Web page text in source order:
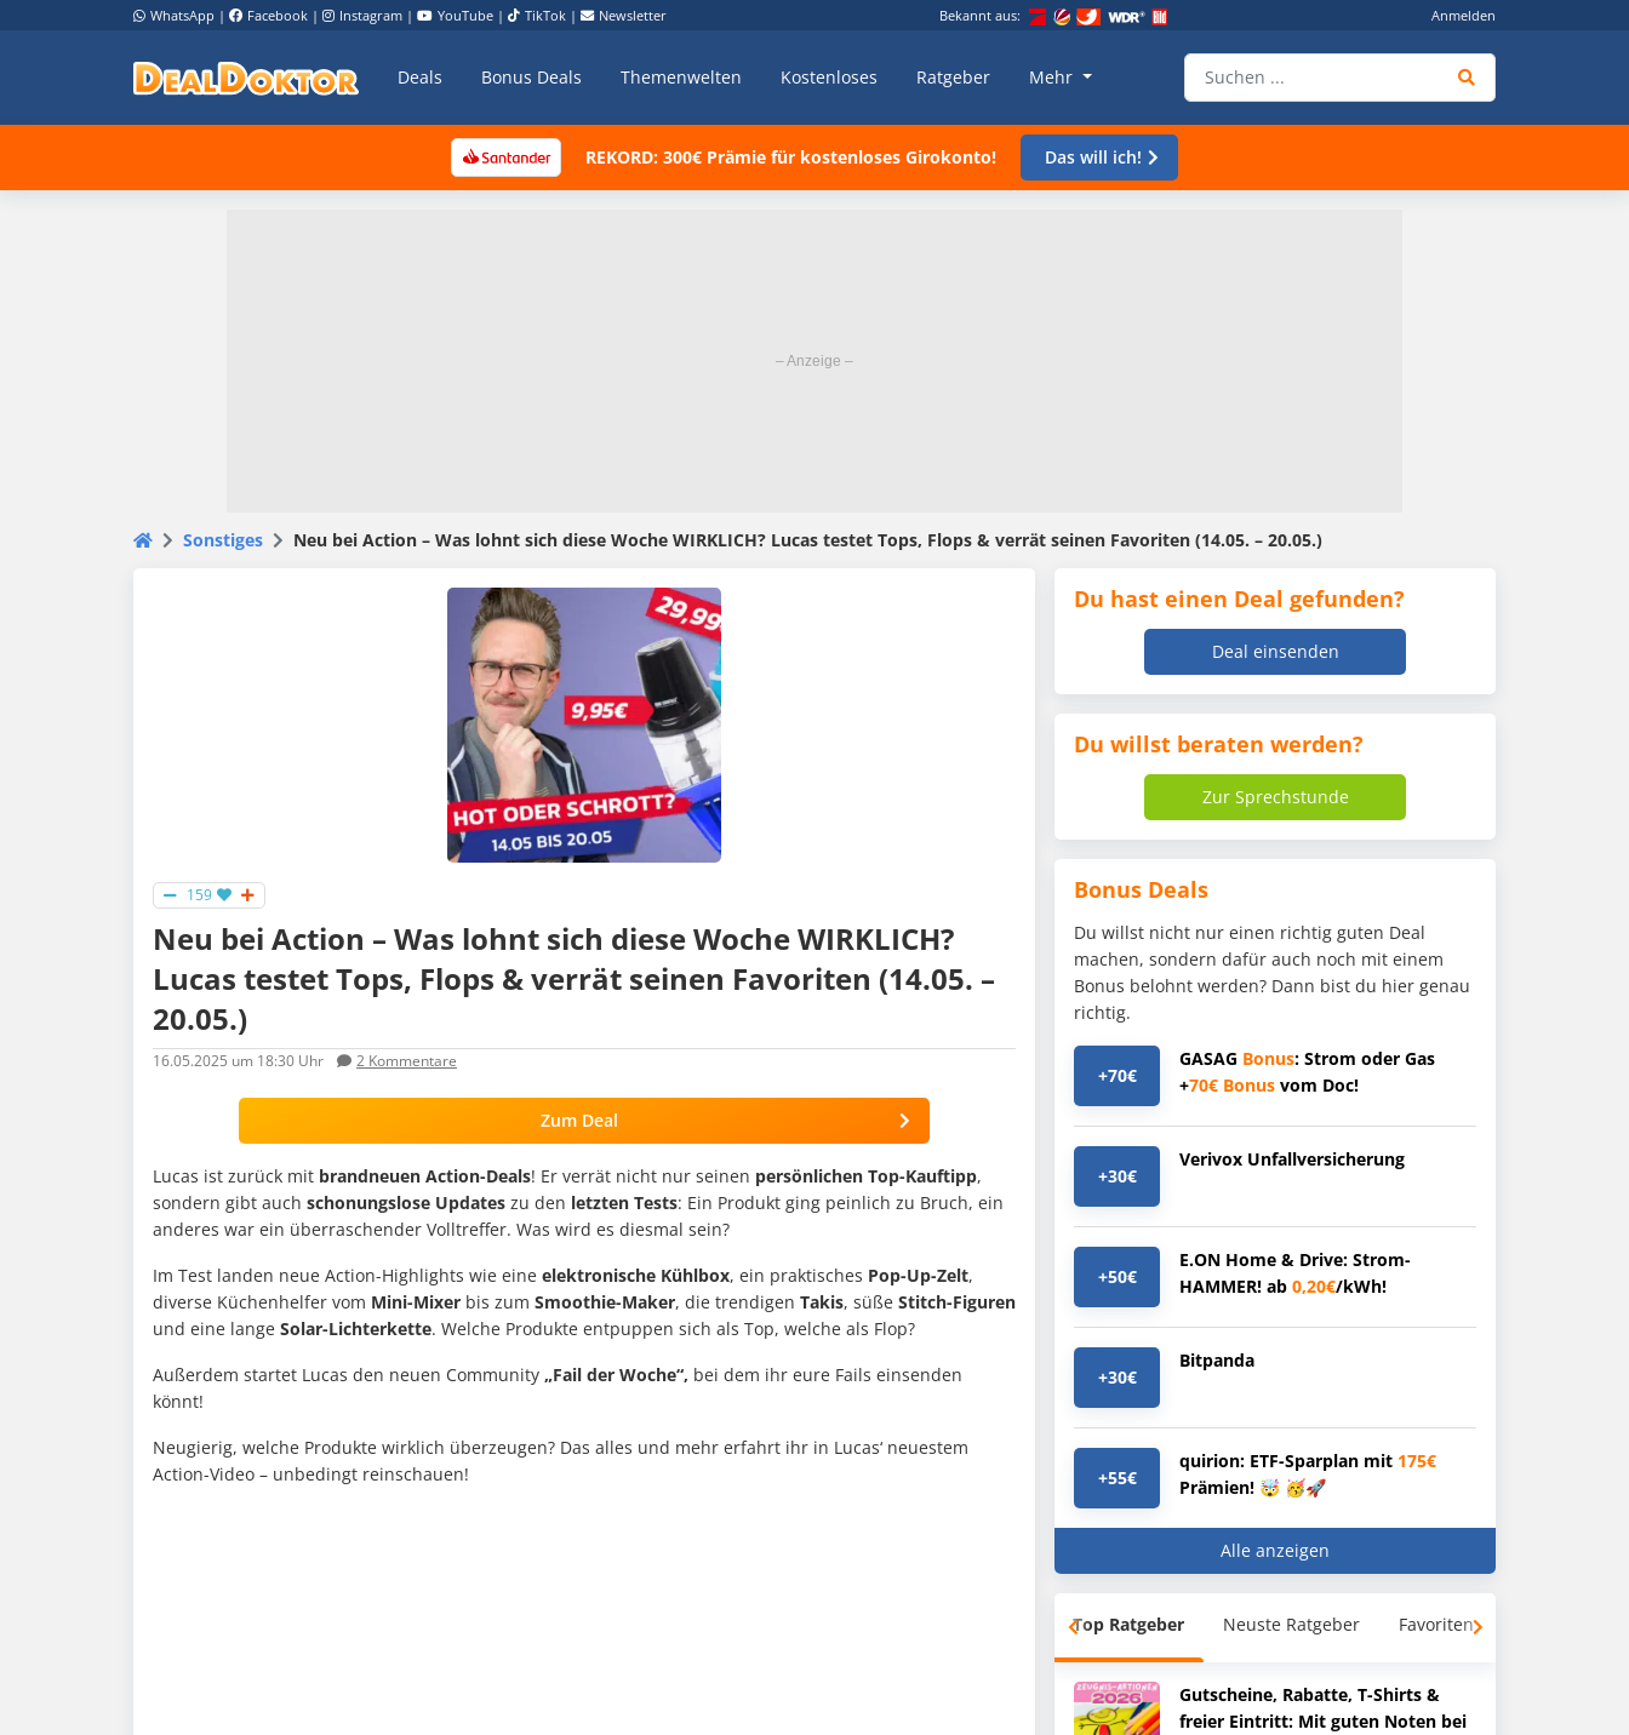
WhatsApp | Facebook | Instagram | YouTube | TikTok | Newsletter Bekannt aus: Anmelden
Deals Bonus Deals Themenwelten Kostenloses Ratgeber Mehr
REKORD: 300€ Prämie für kostenloses Girokonto! Das will ich!
Sonstiges Neu bei Action – Was lohnt sich diese Woche WIRKLICH? Lucas testet Tops, Flops & verrät seinen Favoriten (14.05. – 20.05.)
159
Neu bei Action – Was lohnt sich diese Woche WIRKLICH?
Lucas testet Tops, Flops & verrät seinen Favoriten (14.05. –
20.05.)
16.05.2025 um 18:30 Uhr 2 Kommentare
Zum Deal
Lucas ist zurück mit brandneuen Action-Deals! Er verrät nicht nur seinen persönlichen Top-Kauftipp,
sondern gibt auch schonungslose Updates zu den letzten Tests: Ein Produkt ging peinlich zu Bruch, ein
anderes war ein überraschender Volltreffer. Was wird es diesmal sein?
Im Test landen neue Action-Highlights wie eine elektronische Kühlbox, ein praktisches Pop-Up-Zelt,
diverse Küchenhelfer vom Mini-Mixer bis zum Smoothie-Maker, die trendigen Takis, süße Stitch-Figuren
und eine lange Solar-Lichterkette. Welche Produkte entpuppen sich als Top, welche als Flop?
Außerdem startet Lucas den neuen Community „Fail der Woche“, bei dem ihr eure Fails einsenden
könnt!
Neugierig, welche Produkte wirklich überzeugen? Das alles und mehr erfahrt ihr in Lucas‘ neuestem
Action-Video – unbedingt reinschauen!
Du hast einen Deal gefunden?
Deal einsenden
Du willst beraten werden?
Zur Sprechstunde
Bonus Deals
Du willst nicht nur einen richtig guten Deal
machen, sondern dafür auch noch mit einem
Bonus belohnt werden? Dann bist du hier genau
richtig.
+70€
GASAG Bonus: Strom oder Gas
+70€ Bonus vom Doc!
+30€
Verivox Unfallversicherung
+50€
E.ON Home & Drive: Strom-
HAMMER! ab 0,20€/kWh!
+30€
Bitpanda
+55€
quirion: ETF-Sparplan mit 175€
Prämien! 🤯 🥳🚀
Alle anzeigen
Top Ratgeber Neuste Ratgeber Favoriten
Gutscheine, Rabatte, T-Shirts &
freier Eintritt: Mit guten Noten bei